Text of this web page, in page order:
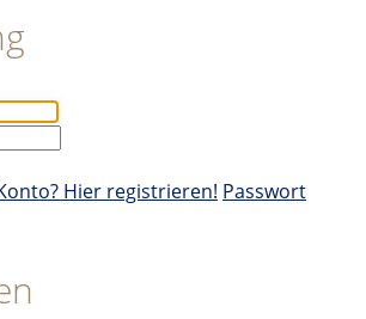
Hier registrieren! Passwort